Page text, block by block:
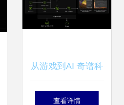
从游戏到AI 奇谱科
技如何双向延伸，
查看详情